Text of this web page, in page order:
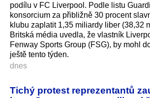
podílu v FC Liverpool. Podle listu
konsorcium za přibližně 30 procent
klubu zaplatit 1,35 miliardy liber (38,32
Britská média uvedla, že vlastník
Fenway Sports Group (FSG), by mohl
ještě tento týden.
dnes
Tichý protest reprezentantů